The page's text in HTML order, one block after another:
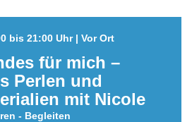
bis 21:00 Uhr | Vor Ort
für mich –
Perlen und
mit Nicole
- Begleiten